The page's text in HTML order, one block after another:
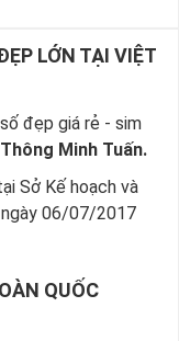
ở cuối cùng.
) bộ sim tứ quý
...) mỗi bộ
vọng mang đến
của nó.
LỚN TẠI VIỆT
đẹp giá rẻ - sim
Minh Tuấn.
Sở Kế hoạch và
06/07/2017
QUỐC